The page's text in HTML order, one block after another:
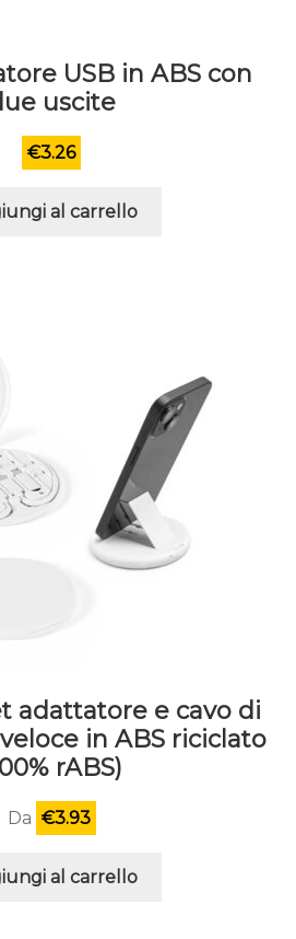
USB in ABS con
uscite
€3.26
al carrello
adattatore e cavo di
in ABS riciclato
rABS)
Da €3.93
al carrello